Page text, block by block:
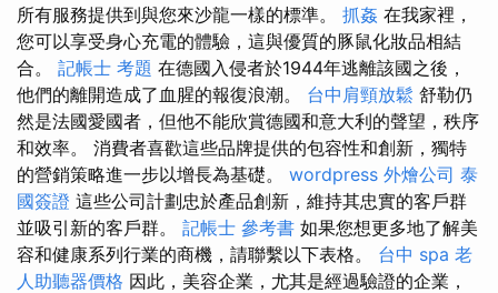
所有服務提供到與您來沙龍一樣的標準。 抓姦 在我家裡，
您可以享受身心充電的體驗，這與優質的豚鼠化妝品相結
合。 記帳士 考題 在德國入侵者於1944年逃離該國之後，
他們的離開造成了血腥的報復浪潮。 台中肩頸放鬆 舒勒仍
然是法國愛國者，但他不能欣賞德國和意大利的聲望，秩序
和效率。 消費者喜歡這些品牌提供的包容性和創新，獨特
的營銷策略進一步以增長為基礎。 wordpress 外燴公司 泰
國簽證 這些公司計劃忠於產品創新，維持其忠實的客戶群
並吸引新的客戶群。 記帳士 參考書 如果您想更多地了解美
容和健康系列行業的商機，請聯繫以下表格。 台中 spa 老
人助聽器價格 因此，美容企業，尤其是經過驗證的企業，